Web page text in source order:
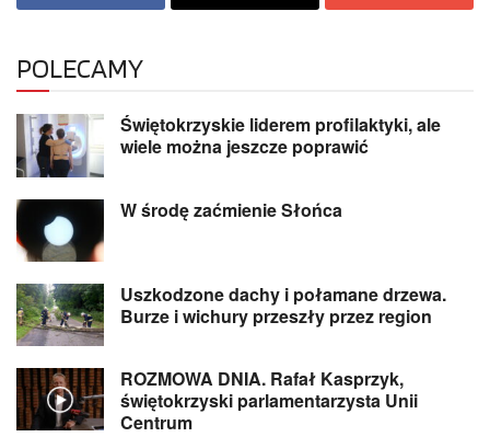
POLECAMY
Świętokrzyskie liderem profilaktyki, ale
wiele można jeszcze poprawić
W środę zaćmienie Słońca
Uszkodzone dachy i połamane drzewa.
Burze i wichury przeszły przez region
ROZMOWA DNIA. Rafał Kasprzyk,
świętokrzyski parlamentarzysta Unii
Centrum